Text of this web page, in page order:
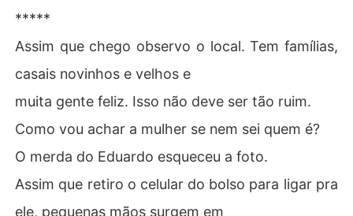
*****
Assim que chego observo o local. Tem famílias,
casais novinhos e velhos e
muita gente feliz. Isso não deve ser tão ruim.
Como vou achar a mulher se nem sei quem é?
O merda do Eduardo esqueceu a foto.
Assim que retiro o celular do bolso para ligar pra
ele, pequenas mãos surgem em